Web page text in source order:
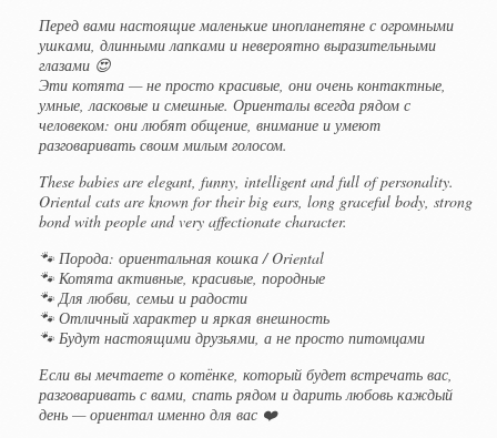
Перед вами настоящие маленькие инопланетяне с огромными
ушками, длинными лапками и невероятно выразительными
глазами 😍
Эти котята — не просто красивые, они очень контактные,
умные, ласковые и смешные. Ориенталы всегда рядом с
человеком: они любят общение, внимание и умеют
разговаривать своим милым голосом.
These babies are elegant, funny, intelligent and full of personality.
Oriental cats are known for their big ears, long graceful body, strong
bond with people and very affectionate character.
🐾 Порода: ориентальная кошка / Oriental
🐾 Котята активные, красивые, породные
🐾 Для любви, семьи и радости
🐾 Отличный характер и яркая внешность
🐾 Будут настоящими друзьями, а не просто питомцами
Если вы мечтаете о котёнке, который будет встречать вас,
разговаривать с вами, спать рядом и дарить любовь каждый
день — ориентал именно для вас ❤️